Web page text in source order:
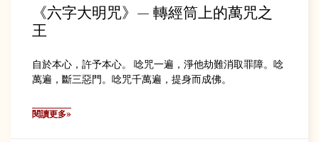
《六字大明咒》— 轉經筒上的萬咒之
王
自於本心，許予本心。 唸咒一遍，淨他劫難消取罪障。唸
萬遍，斷三惡門。唸咒千萬遍，提身而成佛。
閱讀更多»